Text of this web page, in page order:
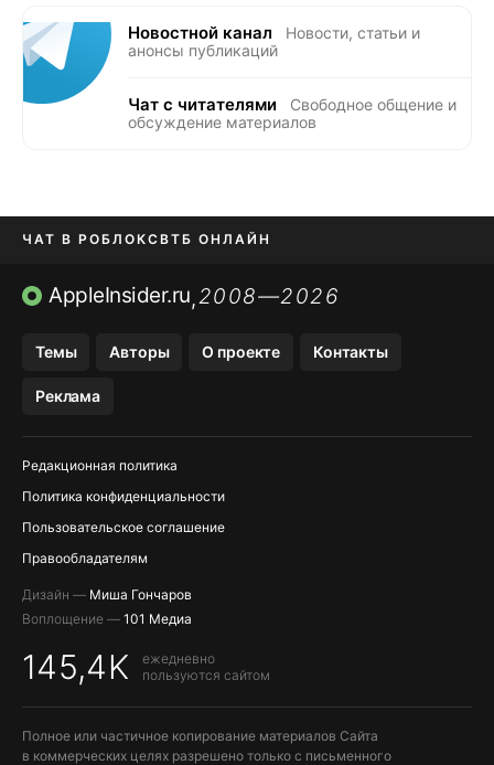
Новостной канал
Новости, статьи и
анонсы публикаций
Чат с читателями
Свободное общение и
обсуждение материалов
ЧАТ В РОБЛОКСВТБ ОНЛАЙН
ПРИЛОЖЕНИЯ APP STORE
AppleInsider.ru,2008—2026
Темы Авторы О проекте Контакты
Реклама
Редакционная политика
Политика конфиденциальности
Пользовательское соглашение
Правообладателям
Дизайн — Миша Гончаров
Воплощение — 101 Медиа
145,4K
ежедневно
пользуются сайтом
Полное или частичное копирование материалов Сайта
в коммерческих целях разрешено только с письменного